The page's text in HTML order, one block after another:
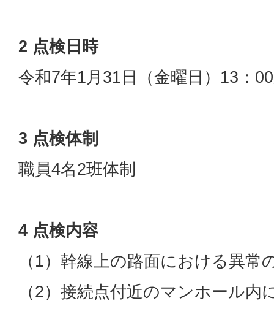
2 点検日時
令和7年1月31日（金曜日）13：
3 点検体制
職員4名2班体制
4 点検内容
（1）幹線上の路面における異常
（2）接続点付近のマンホール内